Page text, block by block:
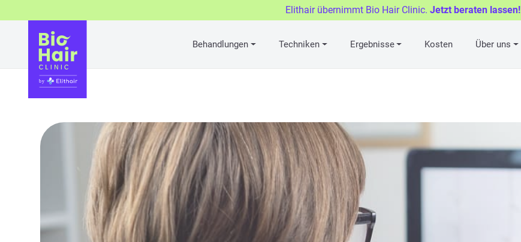
Elithair übernimmt Bio Hair Clinic. Jetzt beraten lassen!
Behandlungen Techniken Ergebnisse Kosten Über uns